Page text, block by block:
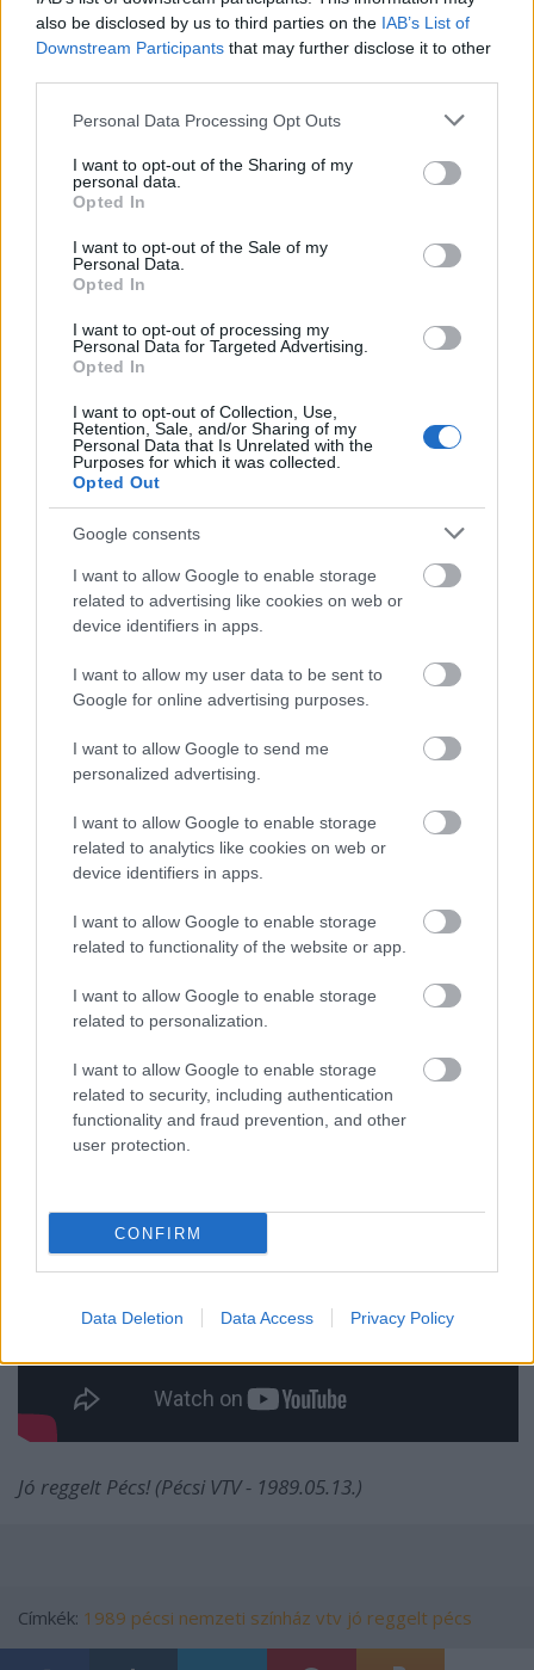
also be disclosed by us to third parties on the IAB’s List of
Downstream Participants that may further disclose it to other
Please note that this website/app uses one or more Google
not limited to your visit or usage behaviour. You may click to
grant or deny consent to Google and its third-party tags to
use your data for below specified purposes in below Google
consent section.
Personal Data Processing Opt Outs
I want to opt-out of the Sharing of my
personal data.
Opted In
I want to opt-out of the Sale of my
Personal Data.
Opted In
I want to opt-out of processing my
Personal Data for Targeted Advertising.
Opted In
I want to opt-out of Collection, Use,
Retention, Sale, and/or Sharing of my
Personal Data that Is Unrelated with the
Purposes for which it was collected.
Opted Out
Google consents
I want to allow Google to enable storage
related to advertising like cookies on web or
device identifiers in apps.
I want to allow my user data to be sent to
Google for online advertising purposes.
I want to allow Google to send me
personalized advertising.
I want to allow Google to enable storage
related to analytics like cookies on web or
device identifiers in apps.
I want to allow Google to enable storage
related to functionality of the website or app.
I want to allow Google to enable storage
related to personalization.
I want to allow Google to enable storage
related to security, including authentication
functionality and fraud prevention, and other
user protection.
CONFIRM
Data Deletion Data Access Privacy Policy
vitte színre, mellyel kirobbanó sikert aratott.
Az életveszélyessé vált Pécsi Nemzeti Színház 1986.
június 5-én hosszabb időre bezárta kapuit. Az épület
egészét érintő felújítás 1991 júniusáig tartott. Ennek
megjelenítésére kiválóan alkalmas forgószínpad, a
színdaraboknál a művészi hatás fokozására is
alkalmazható 4 részben süllyedő zenekari árok,
azonkívül az új fény-, hang- és videorendszer, s a
klimatizált nézőtér már mind-mind a modern kor és
természetesen a nézők igényeit hivatott estéről
estére szolgálni.
Mi most ennek, a 80-as-90-es évek fordulóján zajló
rekonstrukciónak egy fejezetébe pillantunk be a
Városi Televízió 1989. május 13-i riportjának a
segítségével.
Jó reggelt Pécs! (Pécsi VTV - 1989.05.13.)
Címkék: 1989 pécsi nemzeti színház vtv jó reggelt pécs